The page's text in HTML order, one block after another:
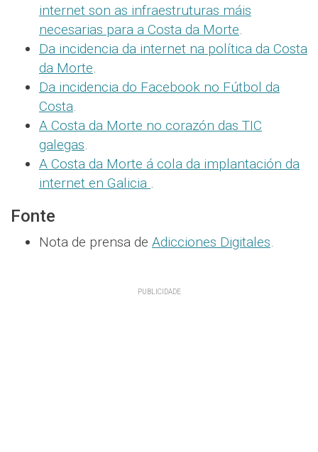
internet son as infraestruturas máis
necesarias para a Costa da Morte.
Da incidencia da internet na política da Costa
da Morte.
Da incidencia do Facebook no Fútbol da
Costa.
A Costa da Morte no corazón das TIC
galegas.
A Costa da Morte á cola da implantación da
internet en Galicia .
Fonte
Nota de prensa de Adicciones Digitales.